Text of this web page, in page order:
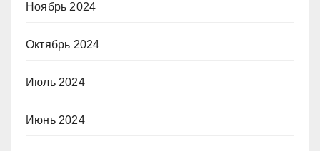
Ноябрь 2024
Октябрь 2024
Июль 2024
Июнь 2024